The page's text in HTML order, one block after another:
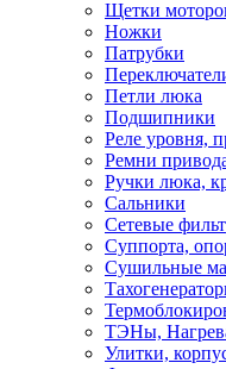
Щетки
Ножки
Патрубки
Петли люка
Подшипники
Реле уровня,
Ремни
Ручки люка,
Сальники
Сетевые
Суппорта,
Сушильные
ТЭНы,
Улитки,